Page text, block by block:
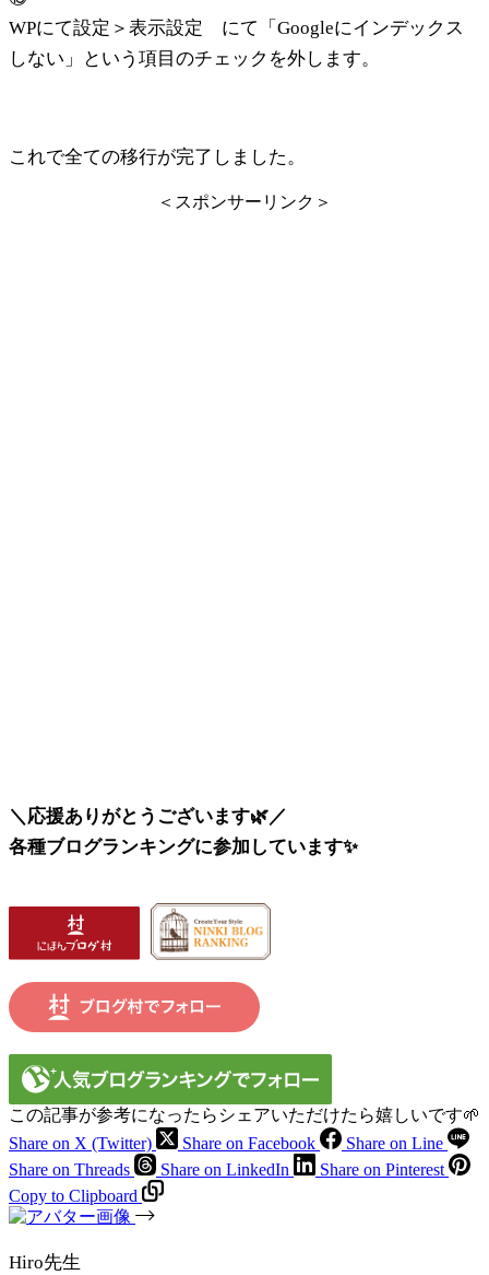
WPにて設定＞表示設定 にて「Googleにインデックス
しない」という項目のチェックを外します。
これで全ての移行が完了しました。
＜スポンサーリンク＞
＼応援ありがとうございます🌿／
各種ブログランキングに参加しています✨
この記事が参考になったらシェアいただけたら嬉しいです🌱
Share on X (Twitter)
Share on Facebook
Share on Line
Share on Threads
Share on LinkedIn
Share on Pinterest
Copy to Clipboard
Hiro先生